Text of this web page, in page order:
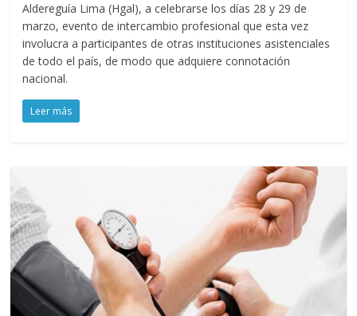
Aldereguía Lima (Hgal), a celebrarse los días 28 y 29 de
marzo, evento de intercambio profesional que esta vez
involucra a participantes de otras instituciones asistenciales
de todo el país, de modo que adquiere connotación
nacional.
Leer más